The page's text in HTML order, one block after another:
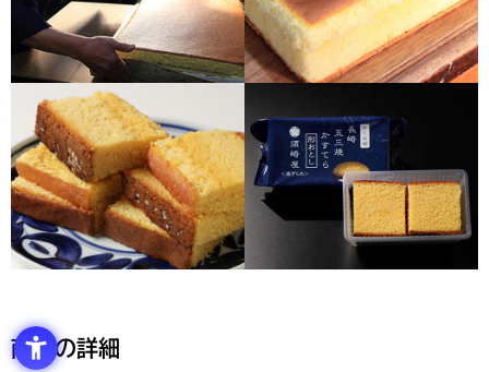
商品の詳細